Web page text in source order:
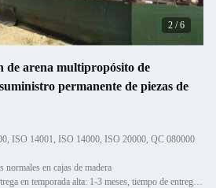
2 /6
de arena multipropósito de
permanente de piezas de
ISO 14001, ISO 14000, ISO 20000, QC 080000
normales en cajas de madera
Tiempo de entrega: Tiempo de entrega en temporada alta: 1-3 meses, tiempo de entrega fuera de temporada: un mes